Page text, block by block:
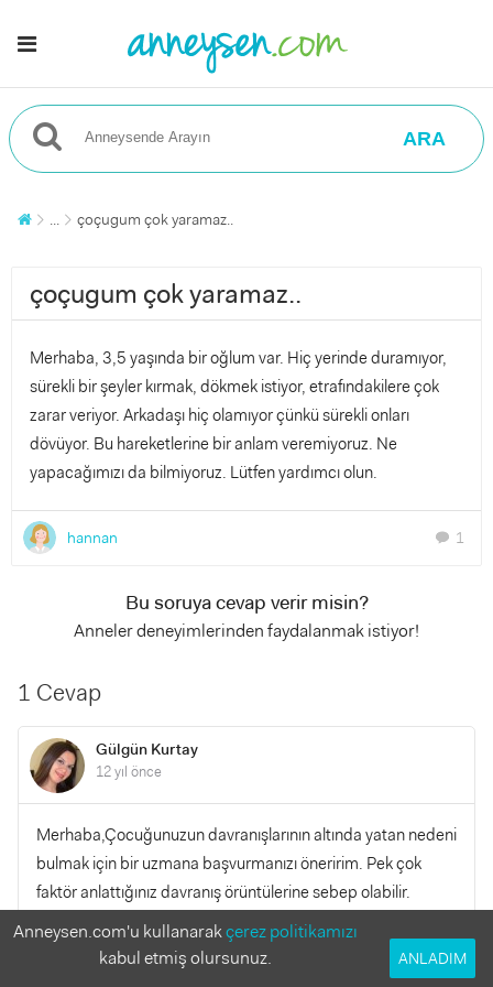
ARA
... çoçugum çok yaramaz..
çoçugum çok yaramaz..
Merhaba, 3,5 yaşında bir oğlum var. Hiç yerinde duramıyor,
sürekli bir şeyler kırmak, dökmek istiyor, etrafındakilere çok
zarar veriyor. Arkadaşı hiç olamıyor çünkü sürekli onları
dövüyor. Bu hareketlerine bir anlam veremiyoruz. Ne
yapacağımızı da bilmiyoruz. Lütfen yardımcı olun.
hannan chat 1
Bu soruya cevap verir misin?
Anneler deneyimlerinden faydalanmak istiyor!
1 Cevap
Gülgün Kurtay
12 yıl önce
Merhaba,Çocuğunuzun davranışlarının altında yatan nedeni
bulmak için bir uzmana başvurmanızı öneririm. Pek çok
faktör anlattığınız davranış örüntülerine sebep olabilir.
Çocuğa sürekli hayır, yapma demek, tutarlı davranmamak,
yaşına uygun olmayan içerikte ve fazla tv izleme, bilgisayar
Anneysen.com'u kullanarakçerez politikamızı
kabul etmiş olursunuz.
ANLADIM